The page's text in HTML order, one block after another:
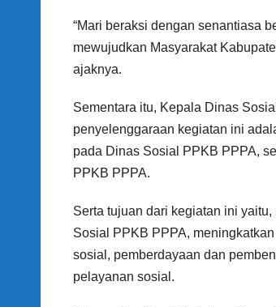
“Mari beraksi dengan senantiasa
mewujudkan Masyarakat
ajaknya.
Sementara itu, Kepala Dinas
penyelenggaraan kegiatan ini
pada Dinas Sosial PPKB PPPA,
PPKB PPPA.
Serta tujuan dari kegiatan ini
Sosial PPKB PPPA,
sosial, pemberdayaan dan
pelayanan sosial.